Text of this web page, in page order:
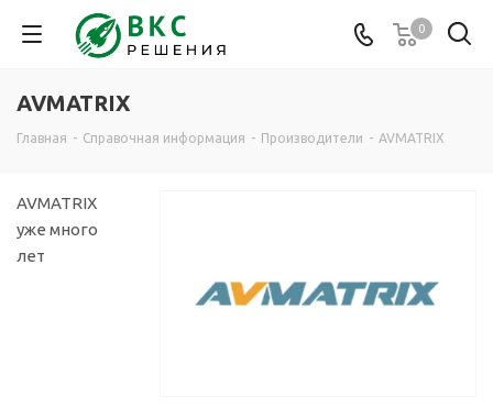
0
AVMATRIX
Главная - Справочная информация - Производители - AVMATRIX
AVMATRIX
уже много
лет